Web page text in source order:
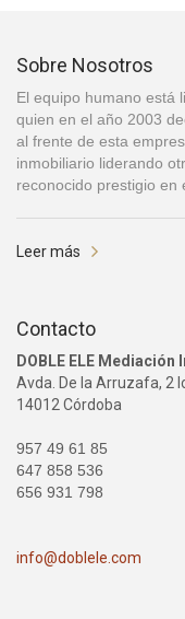
Sobre Nosotros
El equipo humano está
quien en el año 2003
al frente de esta
inmobiliario liderando
reconocido prestigio en
Leer más
Contacto
DOBLE ELE Mediación
Avda. De la Arruzafa, 2
14012 Córdoba
957 49 61 85
647 858 536
656 931 798
info@doblele.com